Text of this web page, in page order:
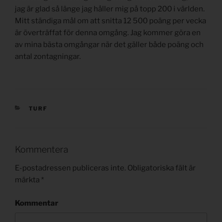
jag är glad så länge jag håller mig på topp 200 i världen.
Mitt ständiga mål om att snitta 12 500 poäng per vecka
är överträffat för denna omgång. Jag kommer göra en
av mina bästa omgångar när det gäller både poäng och
antal zontagningar.
KATEGORIER
TURF
Kommentera
E-postadressen publiceras inte. Obligatoriska fält är
märkta *
Kommentar